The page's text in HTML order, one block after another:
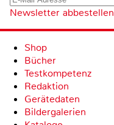
Newsletter abbestellen
Shop
Bücher
Testkompetenz
Redaktion
Gerätedaten
Bildergalerien